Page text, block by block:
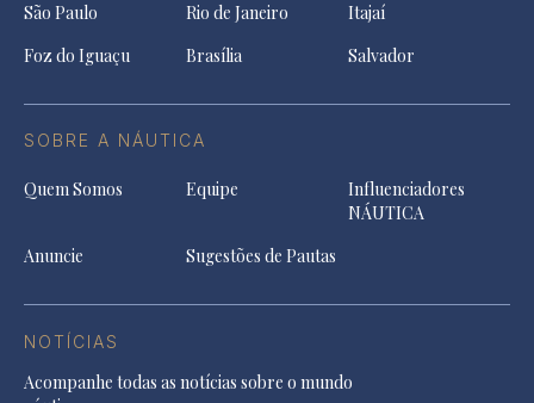
São Paulo Rio de Janeiro
Itajaí
Foz do Iguaçu
Brasília Salvador
SOBRE A NÁUTICA
Quem Somos Equipe
Influenciadores
NÁUTICA
Anuncie
Sugestões de Pautas
NOTÍCIAS
Acompanhe todas as notícias sobre o mundo